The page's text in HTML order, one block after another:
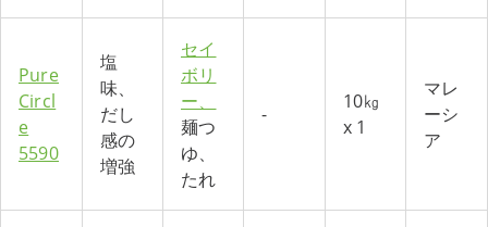
Pure
Circl
e
5590
塩
味、
だし
感の
増強
セイ
ボリ
ー、
麺つ
ゆ、
たれ
-
10㎏
x 1
マレ
ーシ
ア